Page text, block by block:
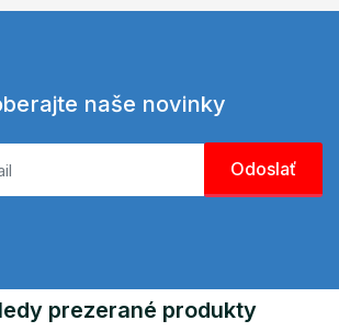
naše novinky
prezerané produkty